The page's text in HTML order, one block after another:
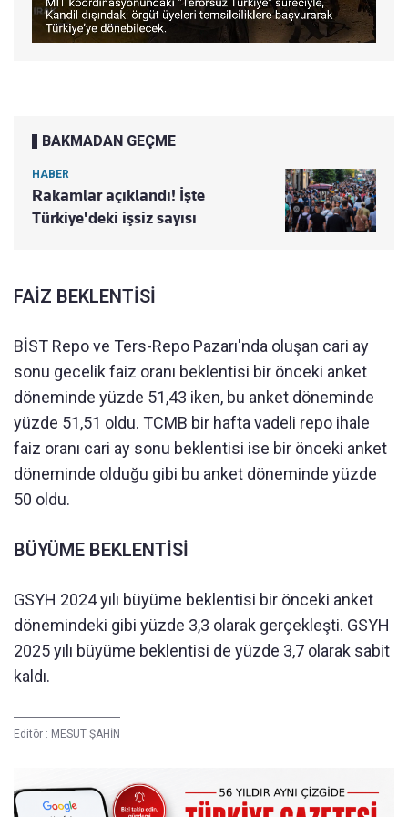
BAKMADAN GEÇME
HABER
Rakamlar açıklandı! İşte
Türkiye'deki işsiz sayısı
FAİZ BEKLENTİSİ
BİST Repo ve Ters-Repo Pazarı'nda oluşan cari ay
sonu gecelik faiz oranı beklentisi bir önceki anket
döneminde yüzde 51,43 iken, bu anket döneminde
yüzde 51,51 oldu. TCMB bir hafta vadeli repo ihale
faiz oranı cari ay sonu beklentisi ise bir önceki anket
döneminde olduğu gibi bu anket döneminde yüzde
50 oldu.
BÜYÜME BEKLENTİSİ
GSYH 2024 yılı büyüme beklentisi bir önceki anket
dönemindeki gibi yüzde 3,3 olarak gerçekleşti. GSYH
2025 yılı büyüme beklentisi de yüzde 3,7 olarak sabit
kaldı.
Editör : MESUT ŞAHİN